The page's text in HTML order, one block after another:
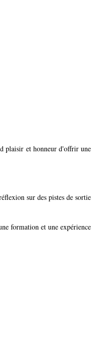
plaisir et honneur d'offrir une
sur des pistes de sortie
formation et une expérience